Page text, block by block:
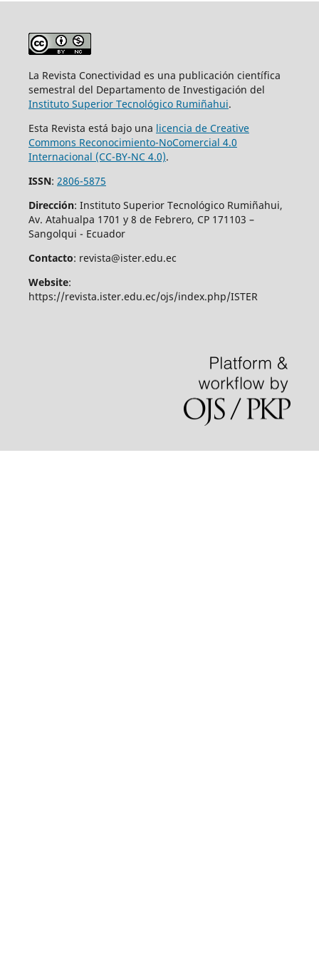
La Revista Conectividad es una publicación científica
semestral del Departamento de Investigación del
Instituto Superior Tecnológico Rumiñahui.
Esta Revista está bajo una licencia de Creative
Commons Reconocimiento-NoComercial 4.0
Internacional (CC-BY-NC 4.0).
ISSN: 2806-5875
Dirección: Instituto Superior Tecnológico Rumiñahui,
Av. Atahualpa 1701 y 8 de Febrero, CP 171103 –
Sangolqui - Ecuador
Contacto: revista@ister.edu.ec
Website:
https://revista.ister.edu.ec/ojs/index.php/ISTER